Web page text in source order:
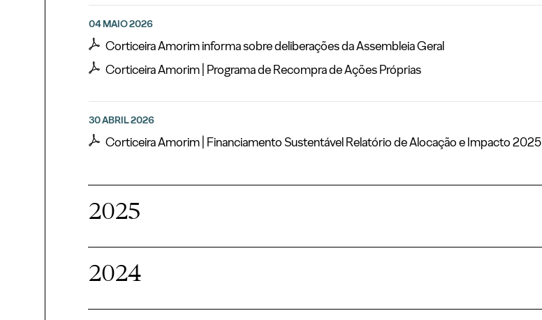
04 MAIO 2026
Corticeira Amorim informa sobre deliberações da Assembleia Geral
Corticeira Amorim | Programa de Recompra de Ações Próprias
30 ABRIL 2026
Corticeira Amorim | Financiamento Sustentável Relatório de Alocação e Impacto 2025
2025
2024